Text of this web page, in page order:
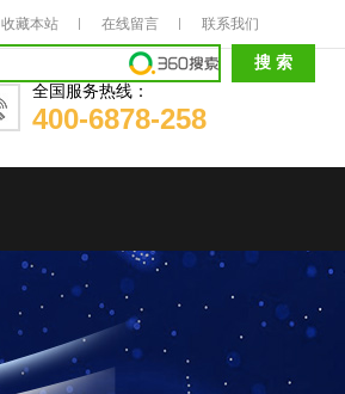
收藏本站 在线留言 联系我们
全国服务热线：
400-6878-258